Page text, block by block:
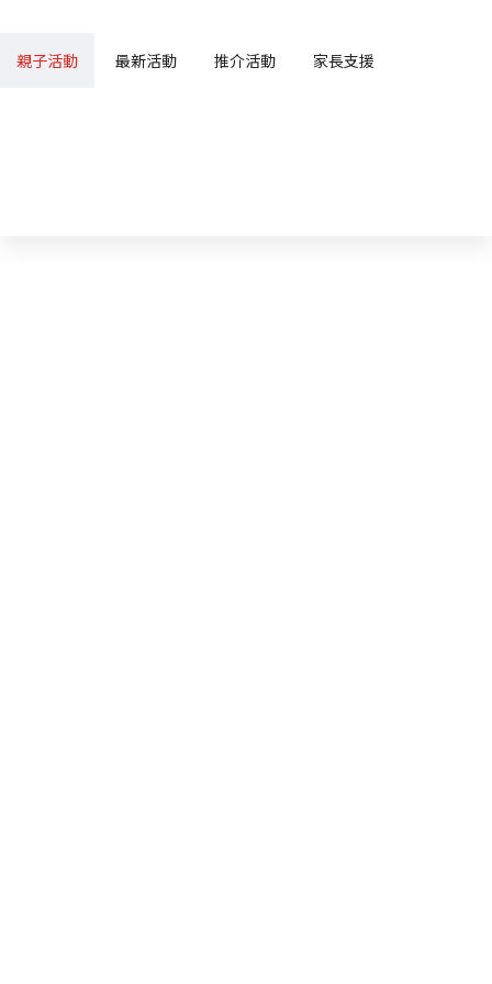
親子活動 最新活動 推介活動 家長支援